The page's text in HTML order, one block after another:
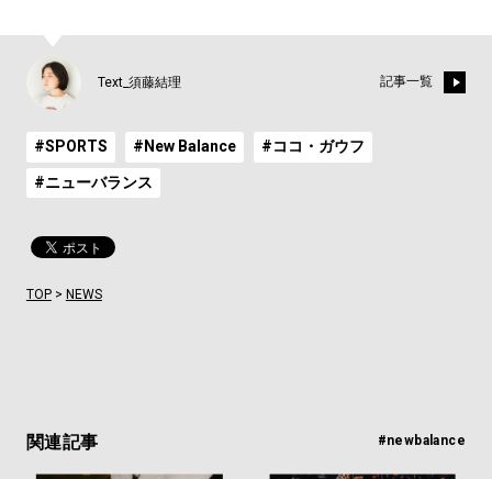
Text_須藤結理 記事一覧
#SPORTS #New Balance #ココ・ガウフ
#ニューバランス
TOP> NEWS
関連記事 #newbalance